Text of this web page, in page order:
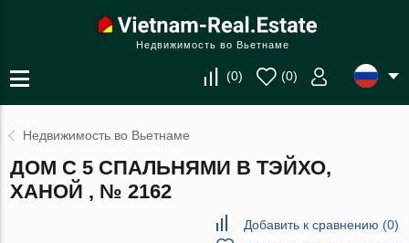
Недвижимость во Вьетнаме
(0) (0)
Недвижимость во Вьетнаме
ДОМ С 5 СПАЛЬНЯМИ В ТЭЙХО,
ХАНОЙ , № 2162
Добавить к сравнению (0)